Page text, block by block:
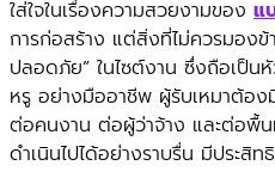
ใส่ใจในเรื่องความสวยงามของ แ
การก่อสร้าง แต่สิ่งที่ไม่ควรมอง
ปลอดภัย” ในไซต์งาน ซึ่งถือเป็น
หรู อย่างมืออาชีพ ผู้รับเหมาต้อ
ต่อคนงาน ต่อผู้ว่าจ้าง และต่อพื้
ดำเนินไปได้อย่างราบรื่น มีประสิ